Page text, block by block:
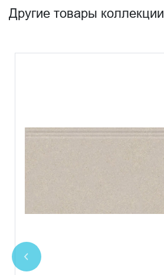
Другие товары коллекции